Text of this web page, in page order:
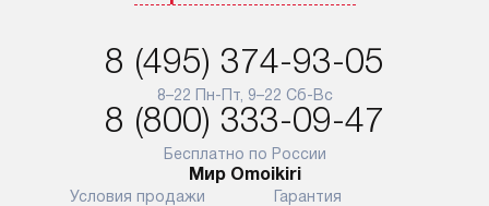
8 (495) 374-93-05
8–22 Пн-Пт, 9–22 Сб-Вс
8 (800) 333-09-47
Бесплатно по России
Мир Omoikiri
Условия продажи
Гарантия